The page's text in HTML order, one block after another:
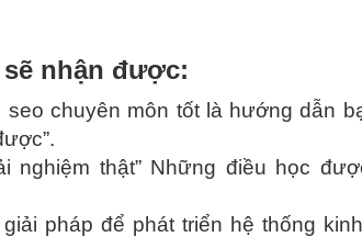
sẽ nhận được:
chuyên môn tốt là hướng dẫn
nghiệm thật” Những điều học
pháp để phát triển hệ thống